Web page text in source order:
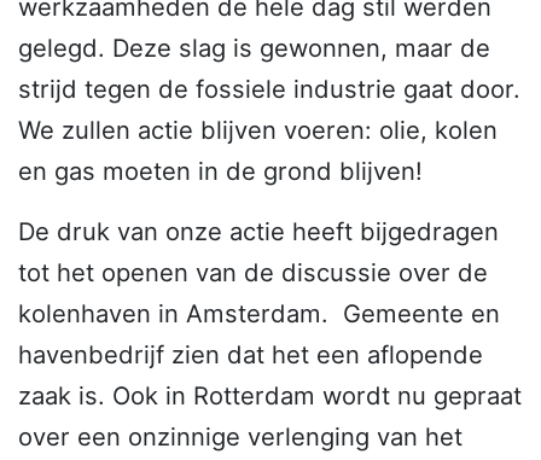
werkzaamheden de hele dag stil werden
gelegd. Deze slag is gewonnen, maar de
strijd tegen de fossiele industrie gaat door.
We zullen actie blijven voeren: olie, kolen
en gas moeten in de grond blijven!
De druk van onze actie heeft bijgedragen
tot het openen van de discussie over de
kolenhaven in Amsterdam. Gemeente en
havenbedrijf zien dat het een aflopende
zaak is. Ook in Rotterdam wordt nu gepraat
over een onzinnige verlenging van het